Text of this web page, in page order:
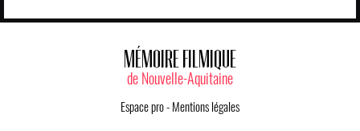
MÉMOIRE FILMIQUE
de Nouvelle-Aquitaine
Espace pro- Mentions légales